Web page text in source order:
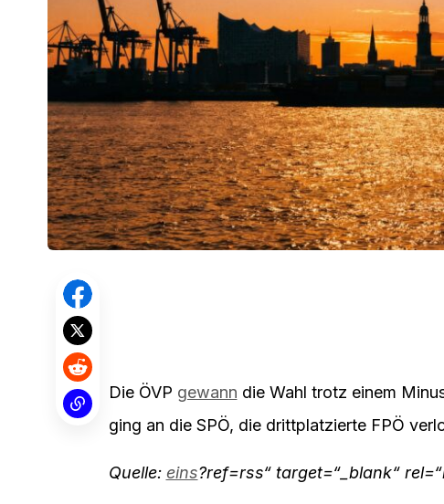
Die ÖVP gewann die Wahl trotz einem
ging an die SPÖ, die drittplatzierte FPÖ
Quelle: eins?ref=rss“ target=“_blank“